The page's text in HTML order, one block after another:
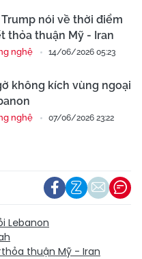
nói về thời điểm
thỏa thuận Mỹ - Iran
nghệ 14/06/2026 05:23
không kích vùng ngoại
nghệ 07/06/2026 23:22
Lebanon
thuận Mỹ - Iran